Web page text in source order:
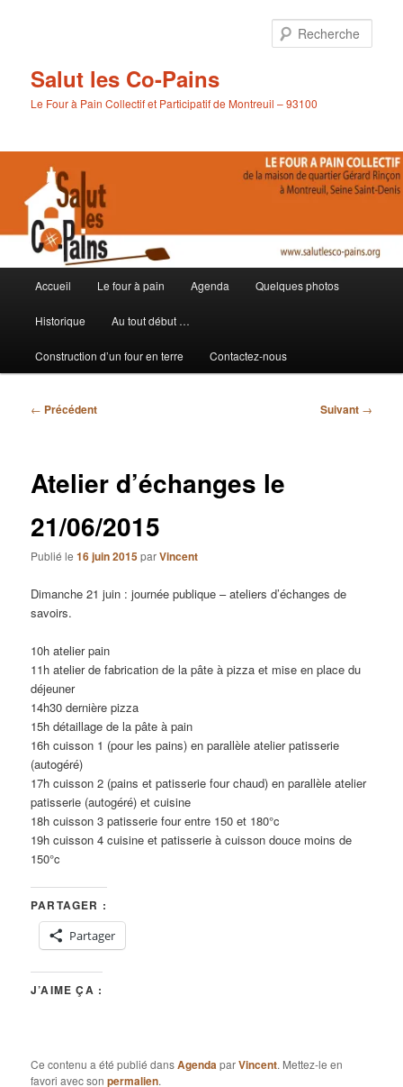
Salut les Co-Pains
Le Four à Pain Collectif et Participatif de Montreuil – 93100
principal
Accueil Le four à pain Agenda Quelques photos
Historique Au tout début …
Construction d’un four en terre Contactez-nous
Navigation
← Précédent Suivant →
Atelier d’échanges le
21/06/2015
Publié le16 juin 2015parVincent
Dimanche 21 juin : journée publique – ateliers d’échanges de
savoirs.
10h atelier pain
11h atelier de fabrication de la pâte à pizza et mise en place du
déjeuner
14h30 dernière pizza
15h détaillage de la pâte à pain
16h cuisson 1 (pour les pains) en parallèle atelier patisserie
(autogéré)
17h cuisson 2 (pains et patisserie four chaud) en parallèle atelier
patisserie (autogéré) et cuisine
18h cuisson 3 patisserie four entre 150 et 180°c
19h cuisson 4 cuisine et patisserie à cuisson douce moins de
150°c
PARTAGER :
Partager
J’AIME ÇA :
Ce contenu a été publié dansAgendaparVincent. Mettez-le en
favori avec sonpermalien.